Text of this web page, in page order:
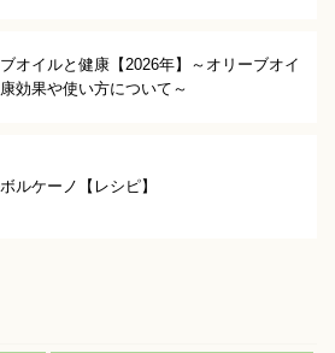
オイルと健康【2026年】～オリーブオイ
効果や使い方について～
ルケーノ【レシピ】